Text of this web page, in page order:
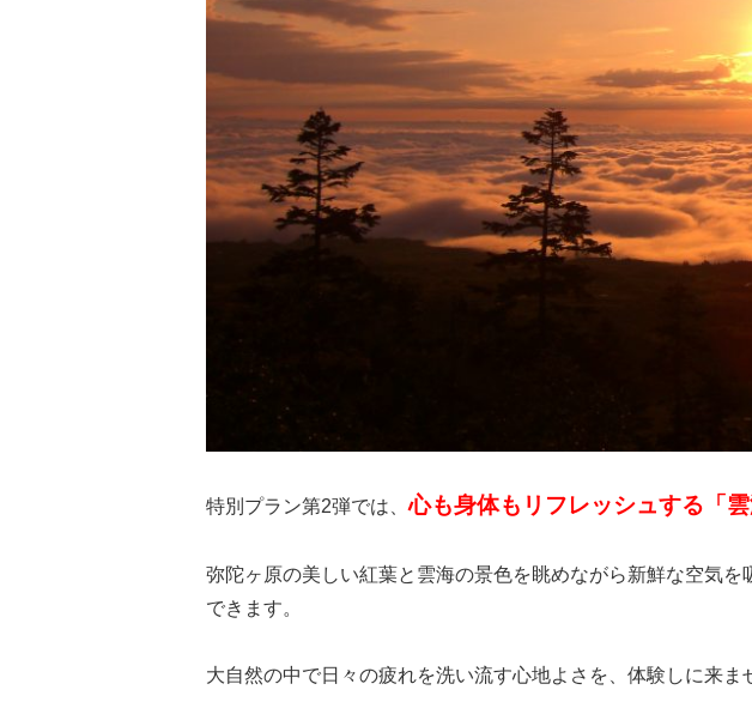
特別プラン第2弾では、心も身体もリフレッシュする「雲
弥陀ヶ原の美しい紅葉と雲海の景色を眺めながら新鮮な空気を
できます。
大自然の中で日々の疲れを洗い流す心地よさを、体験しに来ま